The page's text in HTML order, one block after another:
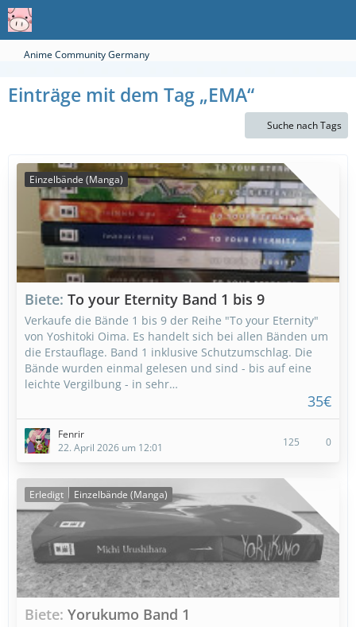
Anime Community Germany
Einträge mit dem Tag „EMA“
Suche nach Tags
Einzelbände (Manga)
Biete To your Eternity Band 1 bis 9
Verkaufe die Bände 1 bis 9 der Reihe "To your Eternity"
von Yoshitoki Oima. Es handelt sich bei allen Bänden um
die Erstauflage. Band 1 inklusive Schutzumschlag. Die
Bände wurden einmal gelesen und sind - bis auf eine
leichte Vergilbung - in sehr…
35€
Fenrir
22. April 2026 um 12:01
125 0
Erledigt Einzelbände (Manga)
Biete Yorukumo Band 1